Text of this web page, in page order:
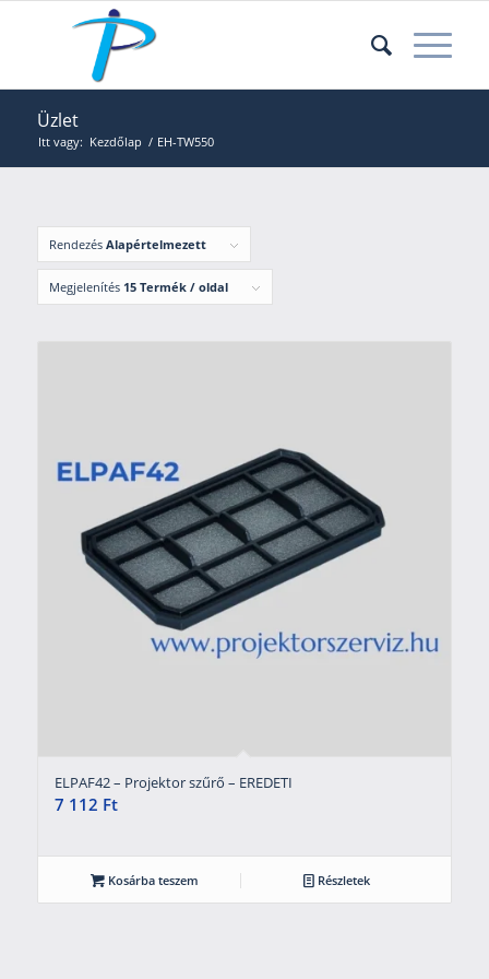
Üzlet
Itt vagy: Kezdőlap / EH-TW550
Rendezés Alapértelmezett
Megjelenítés 15 Termék / oldal
ELPAF42 – Projektor szűrő – EREDETI
7 112 Ft
Kosárba teszem Részletek